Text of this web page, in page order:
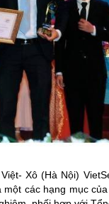
Xô (Hà Nội)
các hạng mục